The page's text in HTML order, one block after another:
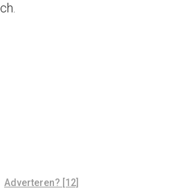
Adverteren? [12]